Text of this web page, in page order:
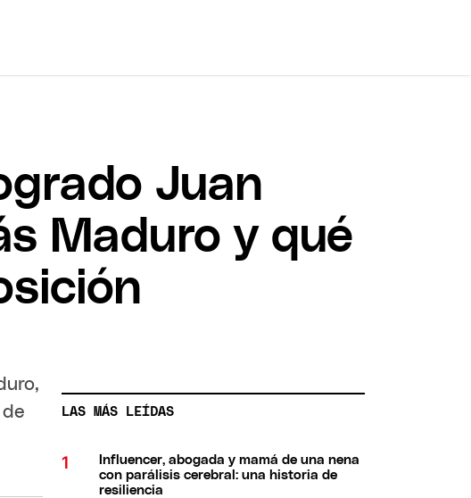
Juan
Maduro y qué
LAS MÁS LEÍDAS
Influencer, abogada y mamá de una nena
con parálisis cerebral: una historia de
resiliencia